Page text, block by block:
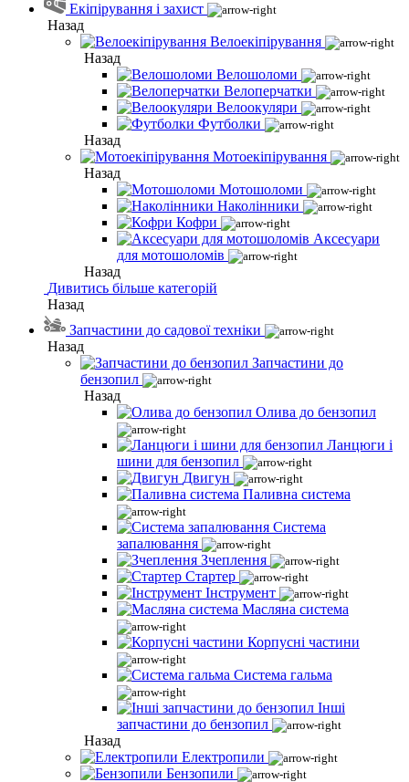
Екіпірування і захист
Назад
Велоекіпірування
Назад
Велошоломи
Велоперчатки
Велоокуляри
Футболки
Назад
Мотоекіпірування
Назад
Мотошоломи
Наколінники
Кофри
Аксесуари
для мотошоломів
Назад
Дивитись більше категорій
Назад
Запчастини до садової техніки
Назад
Запчастини до
бензопил
Назад
Олива до бензопил
Ланцюги і
шини для бензопил
Двигун
Паливна система
Система
запалювання
Зчеплення
Стартер
Інструмент
Масляна система
Корпусні частини
Система гальма
Інші
запчастини до бензопил
Назад
Електропили
Бензопили